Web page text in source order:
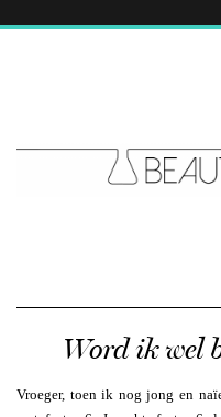
Word ik wel
Vroeger, toen ik nog jong en